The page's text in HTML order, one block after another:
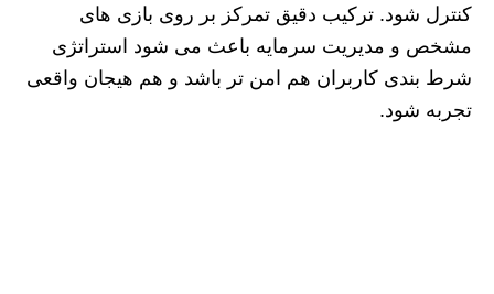
کنترل شود. ترکیب دقیق تمرکز بر روی بازی‌ های
مشخص و مدیریت سرمایه باعث می‌ شود استراتژی
شرط‌ بندی کاربران هم امن‌ تر باشد و هم هیجان واقعی
تجربه شود.